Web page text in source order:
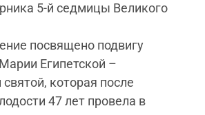
5-й седмицы Великого
посвящено подвигу
Египетской –
которая после
47 лет провела в